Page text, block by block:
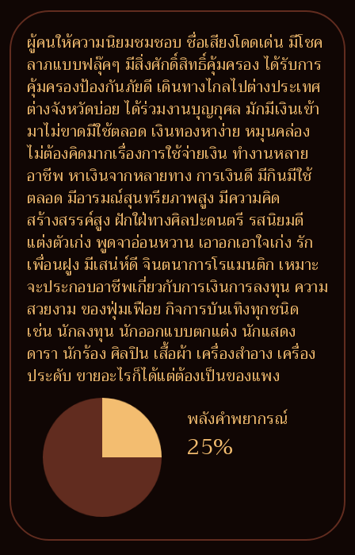
ผู้คนให้ความนิยมชมชอบ ชื่อเสียงโดดเด่น มีโชค
ลาภแบบฟลุ๊คๆ มีสิ่งศักดิ์สิทธิ์คุ้มครอง ได้รับการ
คุ้มครองป้องกันภัยดี เดินทางไกลไปต่างประเทศ
ต่างจังหวัดบ่อย ได้ร่วมงานบุญกุศล มักมีเงินเข้า
มาไม่ขาดมีใช้ตลอด เงินทองหาง่าย หมุนคล่อง
ไม่ต้องคิดมากเรื่องการใช้จ่ายเงิน ทำงานหลาย
อาชีพ หาเงินจากหลายทาง การเงินดี มีกินมีใช้
ตลอด มีอารมณ์สุนทรียภาพสูง มีความคิด
สร้างสรรค์สูง ฝักใฝ่ทางศิลปะดนตรี รสนิยมดี
แต่งตัวเก่ง พูดจาอ่อนหวาน เอาอกเอาใจเก่ง รัก
เพื่อนฝูง มีเสน่ห์ดี จินตนาการโรแมนติก เหมาะ
จะประกอบอาชีพเกี่ยวกับการเงินการลงทุน ความ
สวยงาม ของฟุ่มเฟือย กิจการบันเทิงทุกชนิด
เช่น นักลงทุน นักออกแบบตกแต่ง นักแสดง
ดารา นักร้อง ศิลปิน เสื้อผ้า เครื่องสำอาง เครื่อง
ประดับ ขายอะไรก็ได้แต่ต้องเป็นของแพง
พลังคำพยากรณ์
25%